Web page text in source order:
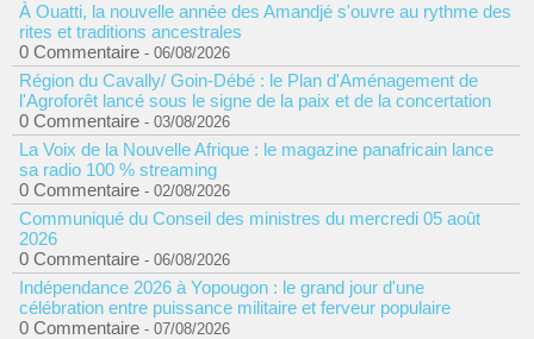
À Ouatti, la nouvelle année des Amandjé s'ouvre au rythme des
rites et traditions ancestrales
0 Commentaire - 06/08/2026
Région du Cavally/ Goin-Débé : le Plan d'Aménagement de
l'Agroforêt lancé sous le signe de la paix et de la concertation
0 Commentaire - 03/08/2026
La Voix de la Nouvelle Afrique : le magazine panafricain lance
sa radio 100 % streaming
0 Commentaire - 02/08/2026
Communiqué du Conseil des ministres du mercredi 05 août
2026
0 Commentaire - 06/08/2026
Indépendance 2026 à Yopougon : le grand jour d'une
célébration entre puissance militaire et ferveur populaire
0 Commentaire - 07/08/2026